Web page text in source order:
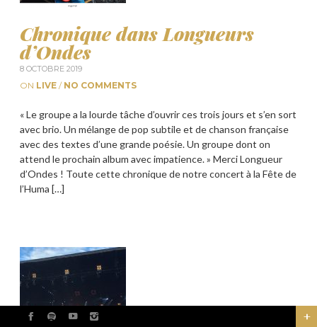
Chronique dans Longueurs
d’Ondes
8 OCTOBRE 2019
ON LIVE / NO COMMENTS
« Le groupe a la lourde tâche d’ouvrir ces trois jours et s’en sort
avec brio. Un mélange de pop subtile et de chanson française
avec des textes d’une grande poésie. Un groupe dont on
attend le prochain album avec impatience. » Merci Longueur
d’Ondes ! Toute cette chronique de notre concert à la Fête de
l’Huma […]